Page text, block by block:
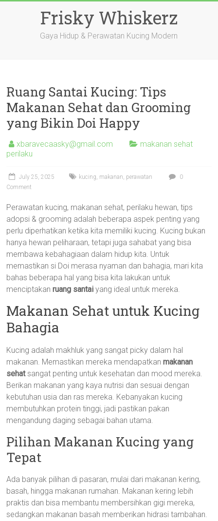
Frisky Whiskerz
Gaya Hidup & Perawatan Kucing Modern
Ruang Santai Kucing: Tips
Makanan Sehat dan Grooming
yang Bikin Doi Happy
xbaravecaasky@gmail.com
makanan sehat
perilaku
July 25, 2025 kucing, makanan, perawatan
0
Comment
Perawatan kucing, makanan sehat, perilaku hewan, tips
adopsi & grooming adalah beberapa aspek penting yang
perlu diperhatikan ketika kita memiliki kucing. Kucing bukan
hanya hewan peliharaan, tetapi juga sahabat yang bisa
membawa kebahagiaan dalam hidup kita. Untuk
memastikan si Doi merasa nyaman dan bahagia, mari kita
bahas beberapa hal yang bisa kita lakukan untuk
menciptakanruang santai yang ideal untuk mereka.
Makanan Sehat untuk Kucing
Bahagia
Kucing adalah makhluk yang sangat picky dalam hal
makanan. Memastikan mereka mendapatkanmakanan
sehatsangat penting untuk kesehatan dan mood mereka.
Berikan makanan yang kaya nutrisi dan sesuai dengan
kebutuhan usia dan ras mereka. Kebanyakan kucing
membutuhkan protein tinggi, jadi pastikan pakan
mengandung daging sebagai bahan utama.
Pilihan Makanan Kucing yang
Tepat
Ada banyak pilihan di pasaran, mulai dari makanan kering,
basah, hingga makanan rumahan. Makanan kering lebih
praktis dan bisa membantu membersihkan gigi mereka,
sedangkan makanan basah memberikan hidrasi tambahan.